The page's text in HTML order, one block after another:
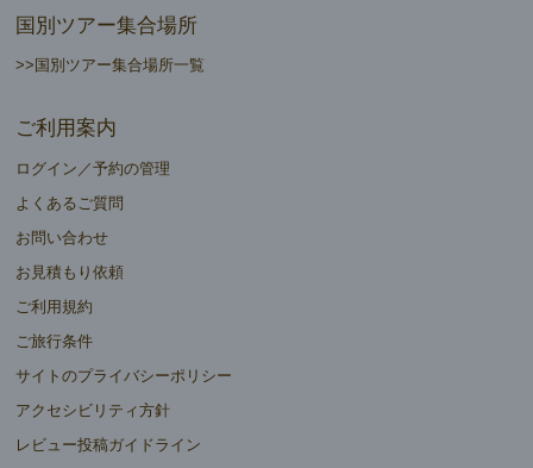
国別ツアー集合場所
>>国別ツアー集合場所一覧
ご利用案内
ログイン／予約の管理
よくあるご質問
お問い合わせ
お見積もり依頼
ご利用規約
ご旅行条件
サイトのプライバシーポリシー
アクセシビリティ方針
レビュー投稿ガイドライン